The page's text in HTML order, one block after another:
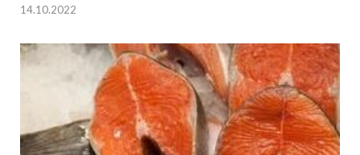
14.10.2022